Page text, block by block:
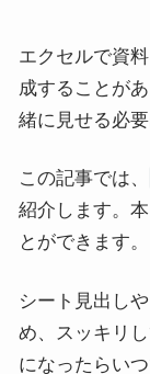
エクセルで資
成することが
緒に見せる必
この記事では、
紹介します。
とができます。
シート見出し
め、スッキリ
になったらい